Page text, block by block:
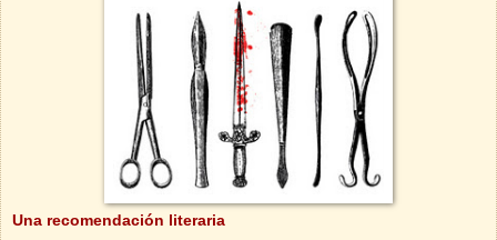
Una recomendación literaria